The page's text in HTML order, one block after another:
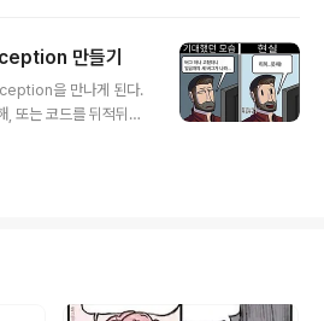
은 입력에 관련해 막
능 command + E : 최
+ A : 액션 검색 기
..
만들기
을 만나게 된다.
, 또는 코드를 뒤적뒤적
면 분명히 제대로 설
, 접근을 하였을 경우
좋을까? 방법은 Excep
말해 우리가 직접 예외